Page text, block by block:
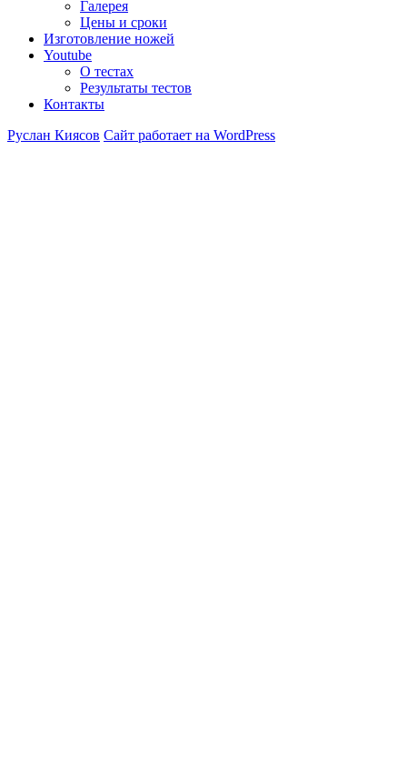
Галерея
Цены и сроки
Изготовление ножей
Youtube
О тестах
Результаты тестов
Контакты
Руслан Киясов Сайт работает на WordPress